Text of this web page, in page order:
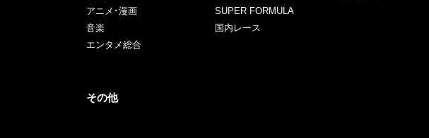
アニメ･漫画
音楽
エンタメ総合
SUPER FORMULA
国内レース
その他